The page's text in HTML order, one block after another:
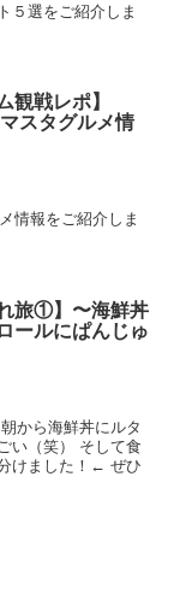
５選をご紹介しま
観戦レポ】
スタグルメ情
情報をご紹介しま
旅①】〜海鮮丼
ールにぱんじゅ
から海鮮丼にルタ
い（笑） そして食
けました！← ぜひ